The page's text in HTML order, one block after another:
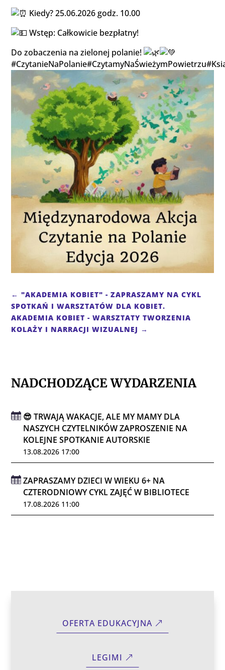
Kiedy? 25.06.2026 godz. 10.00
Wstęp: Całkowicie bezpłatny!
Do zobaczenia na zielonej polanie!
#CzytanieNaPolanie#CzytamyNaŚwieżymPowietrzu
←"AKADEMIA KOBIET" - ZAPRASZAMY NA CYKL
SPOTKAŃ I WARSZTATÓW DLA KOBIET.
AKADEMIA KOBIET - WARSZTATY TWORZENIA
KOLAŻY I NARRACJI WIZUALNEJ →
NADCHODZĄCE WYDARZENIA
😎 TRWAJĄ WAKACJE, ALE MY MAMY DLA
NASZYCH CZYTELNIKÓW ZAPROSZENIE NA
KOLEJNE SPOTKANIE AUTORSKIE
13.08.2026 17:00
ZAPRASZAMY DZIECI W WIEKU 6+ NA
CZTERODNIOWY CYKL ZAJĘĆ W BIBLIOTECE
17.08.2026 11:00
OFERTA EDUKACYJNA
LEGIMI